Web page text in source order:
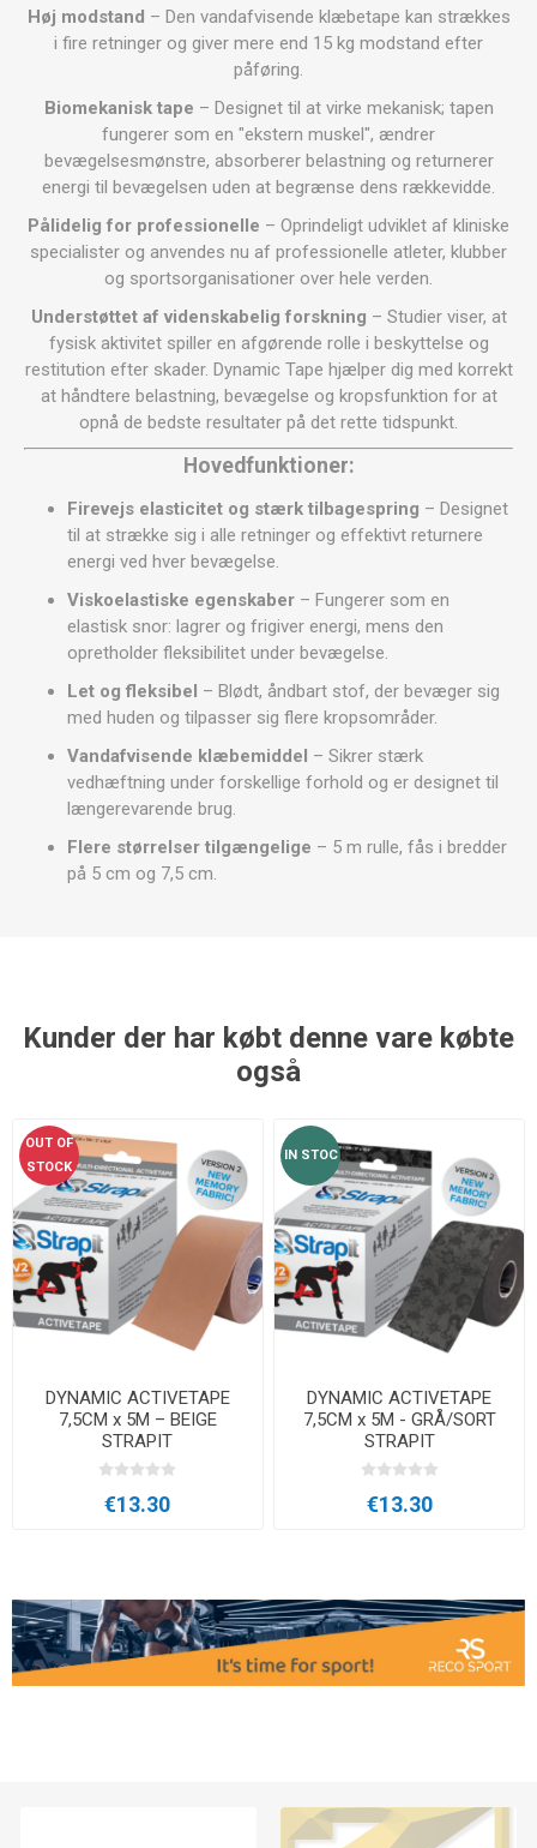
Høj modstand – Den vandafvisende klæbetape kan strækkes
i fire retninger og giver mere end 15 kg modstand efter
påføring.
Biomekanisk tape – Designet til at virke mekanisk; tapen
fungerer som en "ekstern muskel", ændrer
bevægelsesmønstre, absorberer belastning og returnerer
energi til bevægelsen uden at begrænse dens rækkevidde.
Pålidelig for professionelle – Oprindeligt udviklet af kliniske
specialister og anvendes nu af professionelle atleter, klubber
og sportsorganisationer over hele verden.
Understøttet af videnskabelig forskning – Studier viser, at
fysisk aktivitet spiller en afgørende rolle i beskyttelse og
restitution efter skader. Dynamic Tape hjælper dig med korrekt
at håndtere belastning, bevægelse og kropsfunktion for at
opnå de bedste resultater på det rette tidspunkt.
Hovedfunktioner:
Firevejs elasticitet og stærk tilbagespring – Designet
til at strække sig i alle retninger og effektivt returnere
energi ved hver bevægelse.
Viskoelastiske egenskaber – Fungerer som en
elastisk snor: lagrer og frigiver energi, mens den
opretholder fleksibilitet under bevægelse.
Let og fleksibel – Blødt, åndbart stof, der bevæger sig
med huden og tilpasser sig flere kropsområder.
Vandafvisende klæbemiddel – Sikrer stærk
vedhæftning under forskellige forhold og er designet til
længerevarende brug.
Flere størrelser tilgængelige – 5 m rulle, fås i bredder
på 5 cm og 7,5 cm.
Kunder der har købt denne vare købte
også
OUT OF
STOCK
DYNAMIC ACTIVETAPE
7,5CM x 5M – BEIGE
STRAPIT
€13.30
IN STOC
DYNAMIC ACTIVETAPE
7,5CM x 5M - GRÅ/SORT
STRAPIT
€13.30